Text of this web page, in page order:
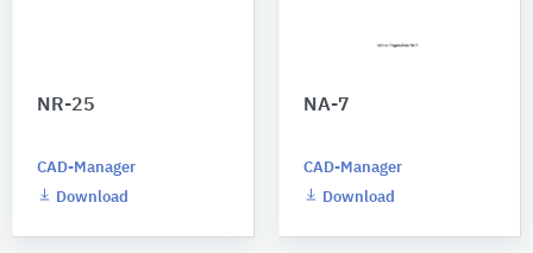
NR-25
CAD-Manager
Download
NA-7
CAD-Manager
Download